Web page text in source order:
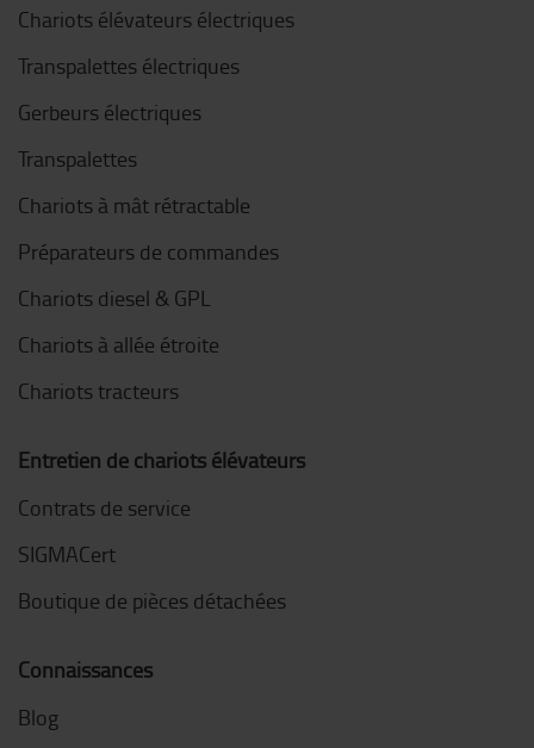
Chariots élévateurs électriques
Transpalettes électriques
Gerbeurs électriques
Transpalettes
Chariots à mât rétractable
Préparateurs de commandes
Chariots diesel & GPL
Chariots à allée étroite
Chariots tracteurs
Entretien de chariots élévateurs
Contrats de service
SIGMACert
Boutique de pièces détachées
Connaissances
Blog